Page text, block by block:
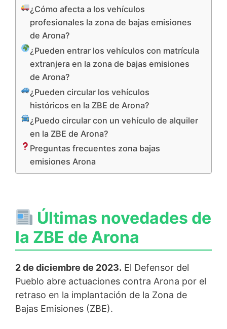
¿Cómo afecta a los vehículos
profesionales la zona de bajas emisiones
de Arona?
¿Pueden entrar los vehículos con matrícula
extranjera en la zona de bajas emisiones
de Arona?
¿Pueden circular los vehículos
históricos en la ZBE de Arona?
¿Puedo circular con un vehículo de alquiler
en la ZBE de Arona?
Preguntas frecuentes zona bajas
emisiones Arona
Últimas novedades de
la ZBE de Arona
2 de diciembre de 2023. El Defensor del
Pueblo abre actuaciones contra Arona por el
retraso en la implantación de la Zona de
Bajas Emisiones (ZBE).